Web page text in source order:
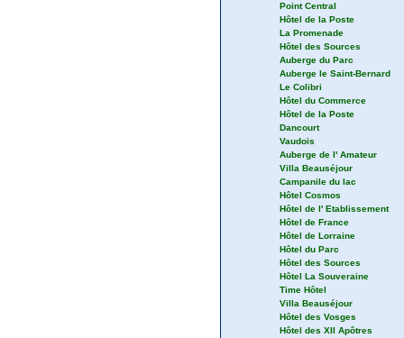
Point Central
Hôtel de la Poste
La Promenade
Hôtel des Sources
Auberge du Parc
Auberge le Saint-Bernard
Le Colibri
Hôtel du Commerce
Hôtel de la Poste
Dancourt
Vaudois
Auberge de l' Amateur
Villa Beauséjour
Campanile du lac
Hôtel Cosmos
Hôtel de l' Etablissement
Hôtel de France
Hôtel de Lorraine
Hôtel du Parc
Hôtel des Sources
Hôtel La Souveraine
Time Hôtel
Villa Beauséjour
Hôtel des Vosges
Hôtel des XII Apôtres